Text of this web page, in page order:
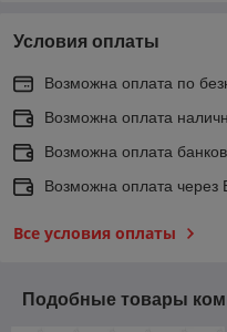
Условия оплаты
Возможна оплата по
Возможна оплата
Возможна оплата
Возможна оплата
Все условия оплаты
Подобные товары